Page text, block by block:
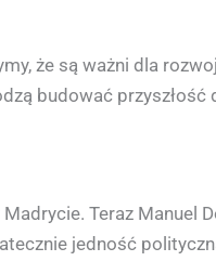
że są ważni dla
budować przyszłość
Teraz Manuel
jedność